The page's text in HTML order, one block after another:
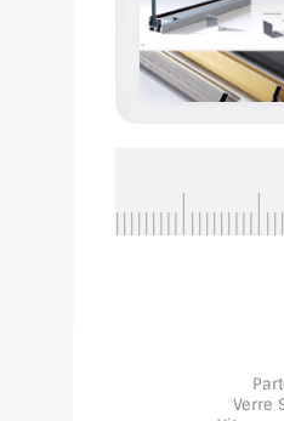
Verre